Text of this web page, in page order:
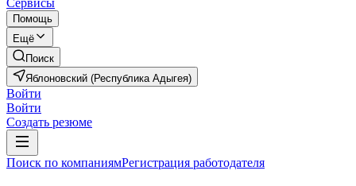
Сервисы
Помощь
Ещё
Поиск
Яблоновский (Республика Адыгея)
Войти
Войти
Создать резюме
Поиск по компаниямРегистрация работодателя